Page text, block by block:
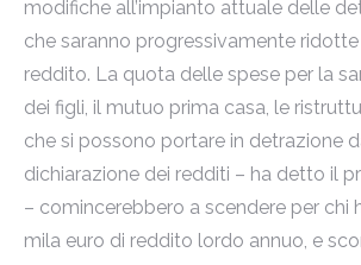
modifiche all’impianto attuale delle
che saranno progressivamente
reddito. La quota delle spese per la
dei figli, il mutuo prima casa, le
che si possono portare in detrazione
dichiarazione dei redditi – ha detto il
– comincerebbero a scendere per chi
mila euro di reddito lordo annuo, e